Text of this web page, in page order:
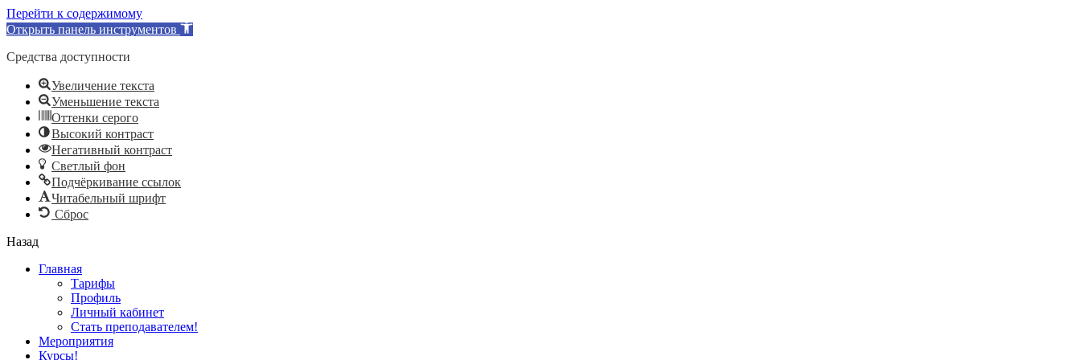
Перейти к содержимому
Открыть панель инструментов
Средства доступности
Увеличение текста
Уменьшение текста
Оттенки серого
Высокий контраст
Негативный контраст
Светлый фон
Подчёркивание ссылок
Читабельный шрифт
Сброс
Назад
Главная
Тарифы
Профиль
Личный кабинет
Стать преподавателем!
Мероприятия
Курсы!